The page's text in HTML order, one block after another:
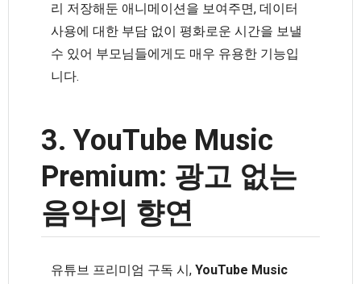
리 저장해둔 애니메이션을 보여주면, 데이터
사용에 대한 부담 없이 평화로운 시간을 보낼
수 있어 부모님들에게도 매우 유용한 기능입
니다.
3. YouTube Music
Premium: 광고 없는
음악의 향연
유튜브 프리미엄 구독 시, YouTube Music